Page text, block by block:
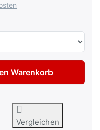
für Volkswagen VW
Warenkorb
Vergleichen